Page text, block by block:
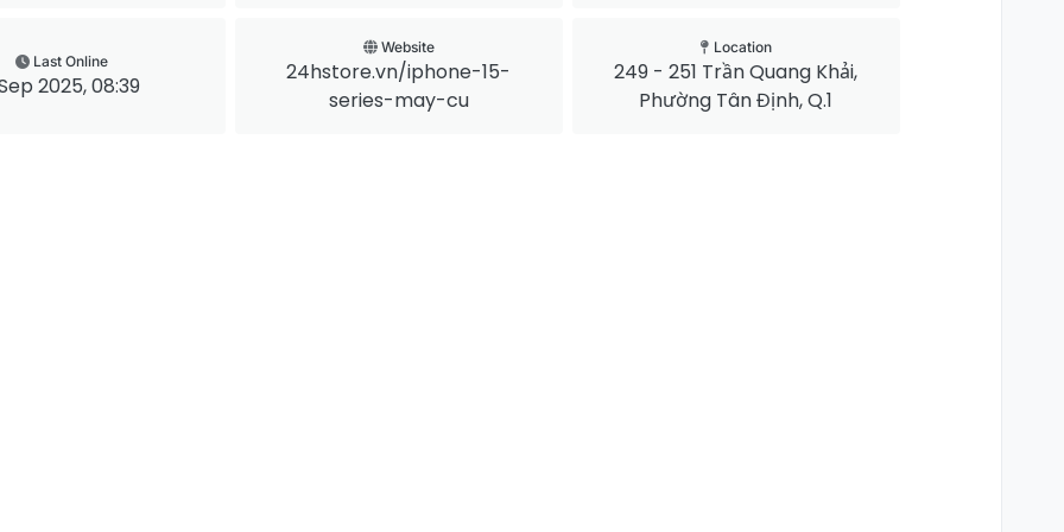
Last Online
2025, 08:39
Website
24hstore.vn/iphone-15-
series-may-cu
Location
249 - 251 Trần Quang Khải,
Phường Tân Định, Q.1